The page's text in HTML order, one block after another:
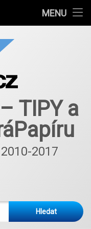
MENU
od 2018
TIPY a
2017